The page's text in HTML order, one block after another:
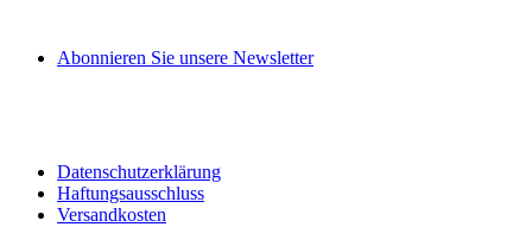
Abonnieren Sie unsere Newsletter
Datenschutzerklärung
Haftungsausschluss
Versandkosten